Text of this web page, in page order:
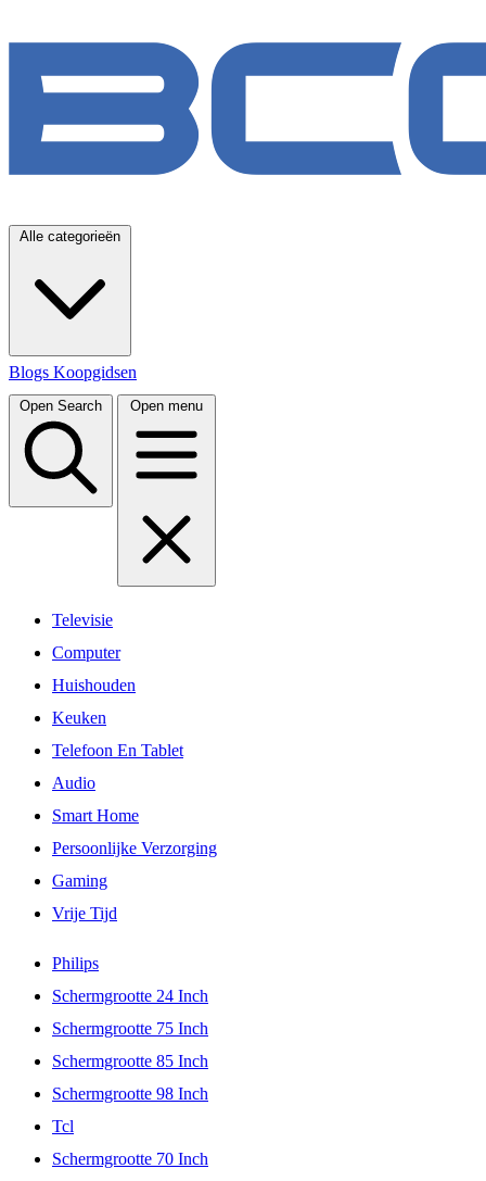
Alle categorieën
Blogs Koopgidsen
Open Search Open menu
Televisie
Computer
Huishouden
Keuken
Telefoon En Tablet
Audio
Smart Home
Persoonlijke Verzorging
Gaming
Vrije Tijd
Philips
Schermgrootte 24 Inch
Schermgrootte 75 Inch
Schermgrootte 85 Inch
Schermgrootte 98 Inch
Tcl
Schermgrootte 70 Inch